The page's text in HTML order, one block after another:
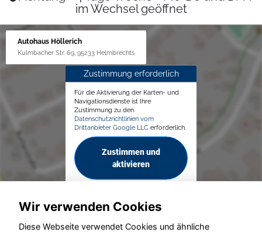
im Wechsel geöffnet
Autohaus Höllerich
Kulmbacher Str. 69, 95233 Helmbrechts
Zustimmung erforderlich
Für die Aktivierung der Karten- und
Navigationsdienste ist Ihre
Zustimmung zu den
Datenschutzrichtlinien vom
Drittanbieter Google LLC erforderlich.
Zustimmen und
aktivieren
Wir verwenden Cookies
Diese Webseite verwendet Cookies und ähnliche